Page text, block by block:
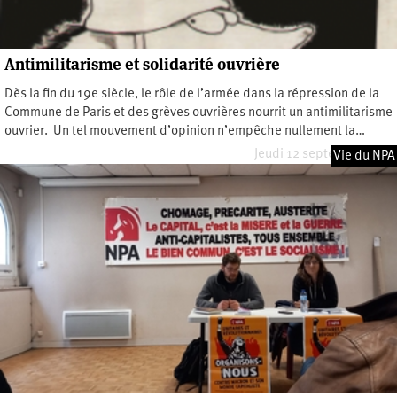
Antimilitarisme et solidarité ouvrière
Dès la fin du 19e siècle, le rôle de l’armée dans la répression de la
Commune de Paris et des grèves ouvrières nourrit un antimilitarisme
ouvrier. Un tel mouvement d’opinion n’empêche nullement la…
Jeudi 12 septembre 2024
Vie du NPA